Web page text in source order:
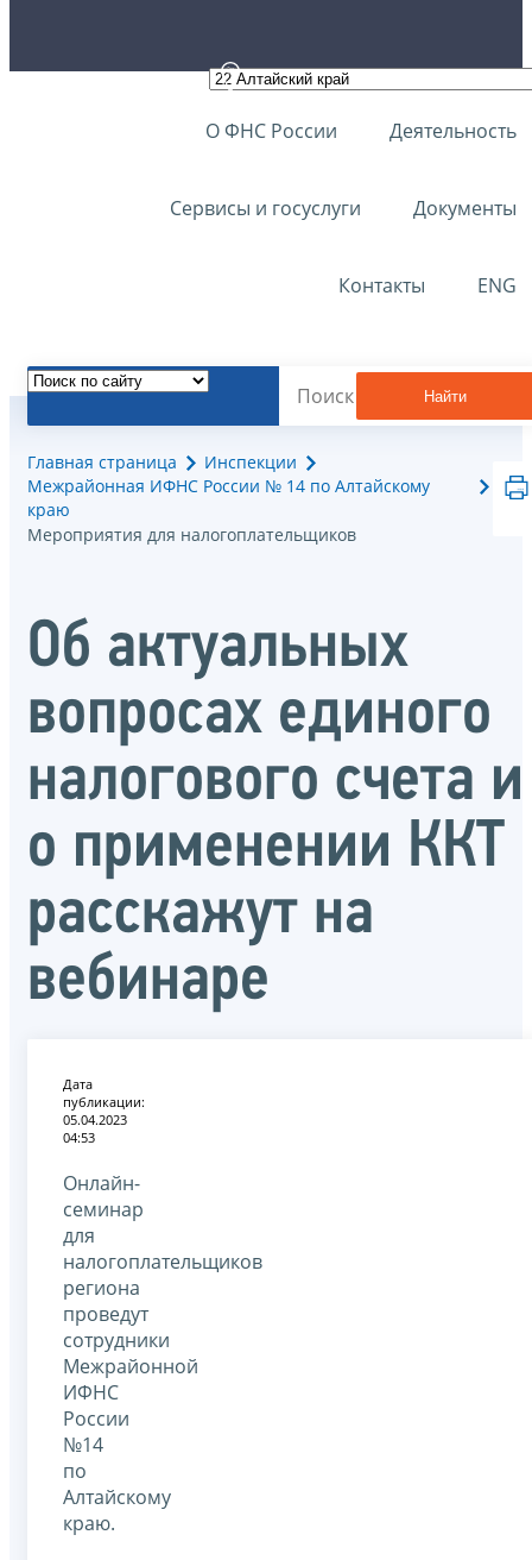
О ФНС России Деятельность
Сервисы и госуслуги Документы
Контакты ENG
Найти
Главная страница
Инспекции
Межрайонная ИФНС России № 14 по Алтайскому
краю
Мероприятия для налогоплательщиков
Об актуальных
вопросах единого
налогового счета и
о применении ККТ
расскажут на
вебинаре
Дата
публикации:
05.04.2023
04:53
Онлайн-
семинар
для
налогоплательщиков
региона
проведут
сотрудники
Межрайонной
ИФНС
России
№14
по
Алтайскому
краю.